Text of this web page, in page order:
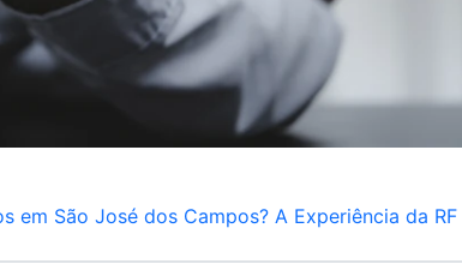
em São José dos Campos? A Experiência da RF